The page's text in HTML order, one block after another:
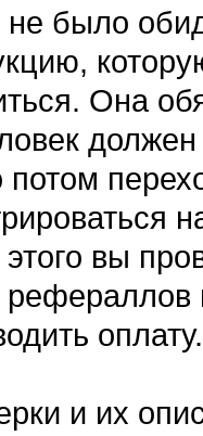
было
Она
потом
вы
оплату.
и их